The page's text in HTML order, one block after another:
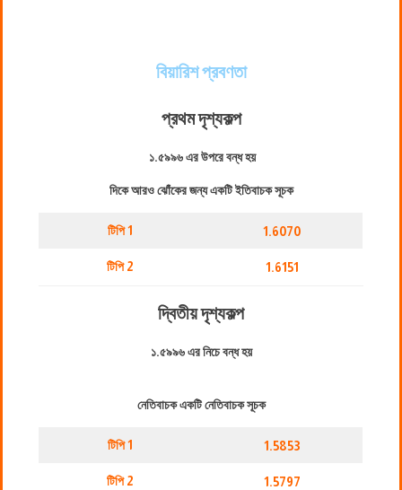
বিয়ারিশ প্রবণতা
প্রথম দৃশ্যকল্প
১.৫৯৯৬ এর উপরে বন্ধ হয়
দিকে আরও ঝোঁকের জন্য একটি ইতিবাচক সূচক
টিপি 1 1.6070
টিপি 2 1.6151
দ্বিতীয় দৃশ্যকল্প
১.৫৯৯৬ এর নিচে বন্ধ হয়
নেতিবাচক একটি নেতিবাচক সূচক
টিপি 1 1.5853
টিপি 2 1.5797